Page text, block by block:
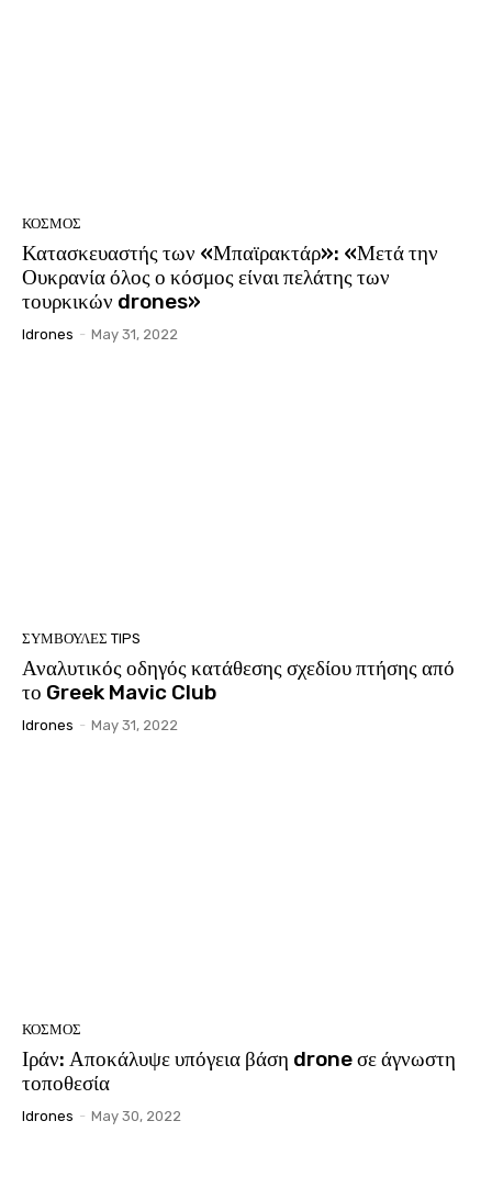
ΚΟΣΜΟΣ
Κατασκευαστής των «Μπαϊρακτάρ»: «Μετά την
Ουκρανία όλος ο κόσμος είναι πελάτης των
τουρκικών drones»
Idrones - May 31, 2022
ΣΥΜΒΟΥΛΕΣ TIPS
Αναλυτικός οδηγός κατάθεσης σχεδίου πτήσης από
το Greek Mavic Club
Idrones - May 31, 2022
ΚΟΣΜΟΣ
Ιράν: Αποκάλυψε υπόγεια βάση drone σε άγνωστη
τοποθεσία
Idrones - May 30, 2022